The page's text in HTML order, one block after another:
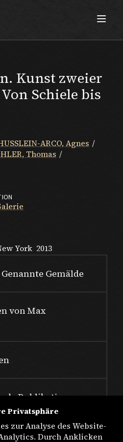
Kunst zweier
Schiele bis
ARCO, Agnes
Thomas
York 2013
Gemälde
von Max
Publikationen
Privatsphäre
zur Analyse des Website-
Durch Anklicken